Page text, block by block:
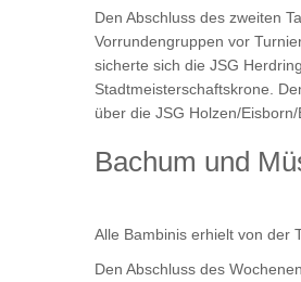
Den Abschluss des zweiten
Vorrundengruppen vor
sicherte sich die JSG
Stadtmeisterschaftskrone.
über die JSG Holzen/Eisborn/
Bachum und
Alle Bambinis erhielt von der
Den Abschluss des